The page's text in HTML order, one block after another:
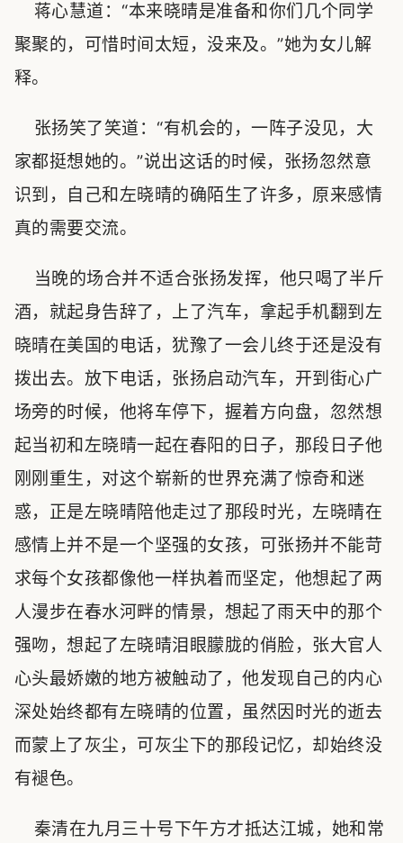
蒋心慧道：“本来晓晴是准备和你们几个同学
聚聚的，可惜时间太短，没来及。”她为女儿解
释。
张扬笑了笑道：“有机会的，一阵子没见，大
家都挺想她的。”说出这话的时候，张扬忽然意
识到，自己和左晓晴的确陌生了许多，原来感情
真的需要交流。
当晚的场合并不适合张扬发挥，他只喝了半斤
酒，就起身告辞了，上了汽车，拿起手机翻到左
晓晴在美国的电话，犹豫了一会儿终于还是没有
拨出去。放下电话，张扬启动汽车，开到街心广
场旁的时候，他将车停下，握着方向盘，忽然想
起当初和左晓晴一起在春阳的日子，那段日子他
刚刚重生，对这个崭新的世界充满了惊奇和迷
惑，正是左晓晴陪他走过了那段时光，左晓晴在
感情上并不是一个坚强的女孩，可张扬并不能苛
求每个女孩都像他一样执着而坚定，他想起了两
人漫步在春水河畔的情景，想起了雨天中的那个
强吻，想起了左晓晴泪眼朦胧的俏脸，张大官人
心头最娇嫩的地方被触动了，他发现自己的内心
深处始终都有左晓晴的位置，虽然因时光的逝去
而蒙上了灰尘，可灰尘下的那段记忆，却始终没
有褪色。
秦清在九月三十号下午方才抵达江城，她和常